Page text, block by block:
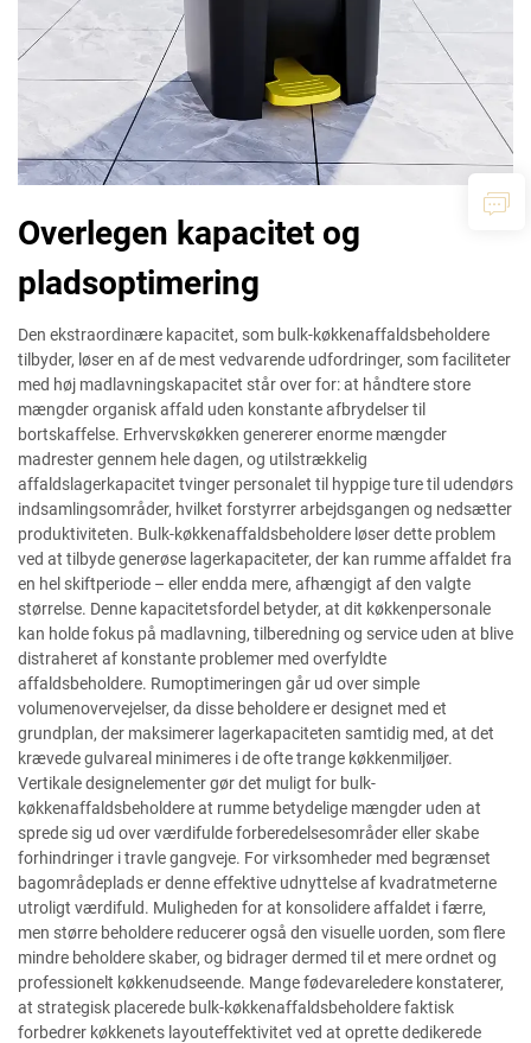
Overlegen kapacitet og
pladsoptimering
Den ekstraordinære kapacitet, som bulk-køkkenaffaldsbeholdere
tilbyder, løser en af de mest vedvarende udfordringer, som faciliteter
med høj madlavningskapacitet står over for: at håndtere store
mængder organisk affald uden konstante afbrydelser til
bortskaffelse. Erhvervskøkken genererer enorme mængder
madrester gennem hele dagen, og utilstrækkelig
affaldslagerkapacitet tvinger personalet til hyppige ture til udendørs
indsamlingsområder, hvilket forstyrrer arbejdsgangen og nedsætter
produktiviteten. Bulk-køkkenaffaldsbeholdere løser dette problem
ved at tilbyde generøse lagerkapaciteter, der kan rumme affaldet fra
en hel skiftperiode – eller endda mere, afhængigt af den valgte
størrelse. Denne kapacitetsfordel betyder, at dit køkkenpersonale
kan holde fokus på madlavning, tilberedning og service uden at blive
distraheret af konstante problemer med overfyldte
affaldsbeholdere. Rumoptimeringen går ud over simple
volumenovervejelser, da disse beholdere er designet med et
grundplan, der maksimerer lagerkapaciteten samtidig med, at det
krævede gulvareal minimeres i de ofte trange køkkenmiljøer.
Vertikale designelementer gør det muligt for bulk-
køkkenaffaldsbeholdere at rumme betydelige mængder uden at
sprede sig ud over værdifulde forberedelsesområder eller skabe
forhindringer i travle gangveje. For virksomheder med begrænset
bagområdeplads er denne effektive udnyttelse af kvadratmeterne
utroligt værdifuld. Muligheden for at konsolidere affaldet i færre,
men større beholdere reducerer også den visuelle uorden, som flere
mindre beholdere skaber, og bidrager dermed til et mere ordnet og
professionelt køkkenudseende. Mange fødevareledere konstaterer,
at strategisk placerede bulk-køkkenaffaldsbeholdere faktisk
forbedrer køkkenets layouteffektivitet ved at oprette dedikerede